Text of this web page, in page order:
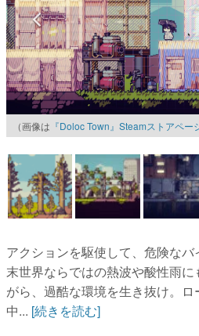
アプリレビュー
その他
電ファミニコゲーマーとは？
運営：株式会社マレ
（画像は 『Doloc Town』Steamストアペー
アクションを駆使して、危険な
末世界ならではの熱波や酸性雨
がら、過酷な環境を生き抜け。
中... [続きを読む]